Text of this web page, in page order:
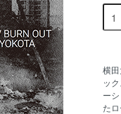
横
ッ
ー
た